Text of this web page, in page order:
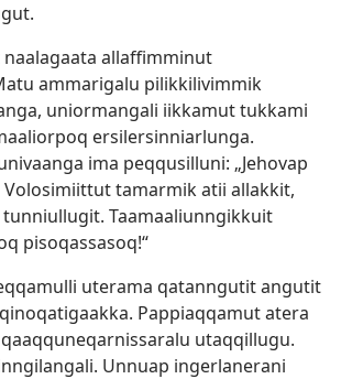
allaffimminut
ammarigalu pilikkilivimmik
uniormangali iikkamut tukkami
ersilersinniarlunga.
ima peqqusilluni: „Jehovap
Volosimiittut tamarmik atii allakkit,
Taamaaliunngikkuit
pisoqassasoq!“
uterama qatanngutit angutit
Pappiaqqamut atera
utaqqillugu.
Unnuap ingerlanerani